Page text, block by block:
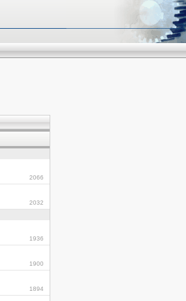
2066
2032
1936
1900
1894